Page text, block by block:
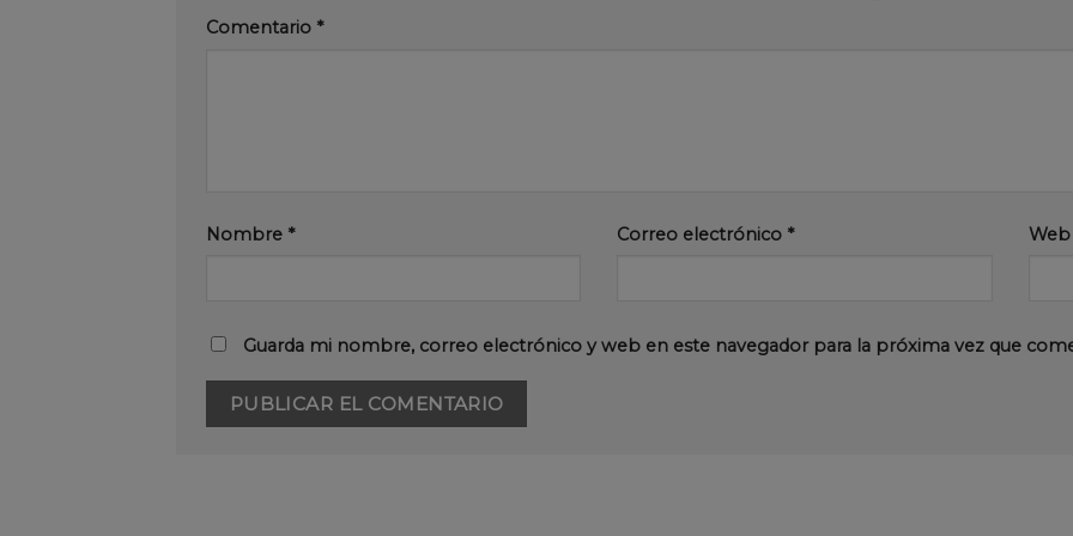
Comentario *
Nombre * Correo electrónico * Web
Guarda mi nombre, correo electrónico y web en este navegador para la próxima vez que